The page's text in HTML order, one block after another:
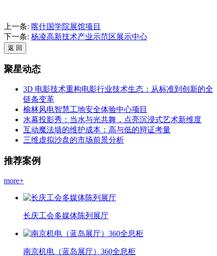
上一条: 喀什国学院展馆项目
下一条: 杨凌高新技术产业示范区展示中心
聚星动态
3D 电影技术重构电影行业技术生态：从标准到创新的全
链条变革
榆林风电智慧工地安全体验中心项目
水幕投影秀：当水与光共舞，点亮沉浸式艺术新维度
互动魔法墙的维护成本：高与低的辩证考量
三维虚拟沙盘的市场前景分析
推荐案例
more+
长庆工会多媒体陈列展厅
南京机电（蓝岛展厅）360全息柜